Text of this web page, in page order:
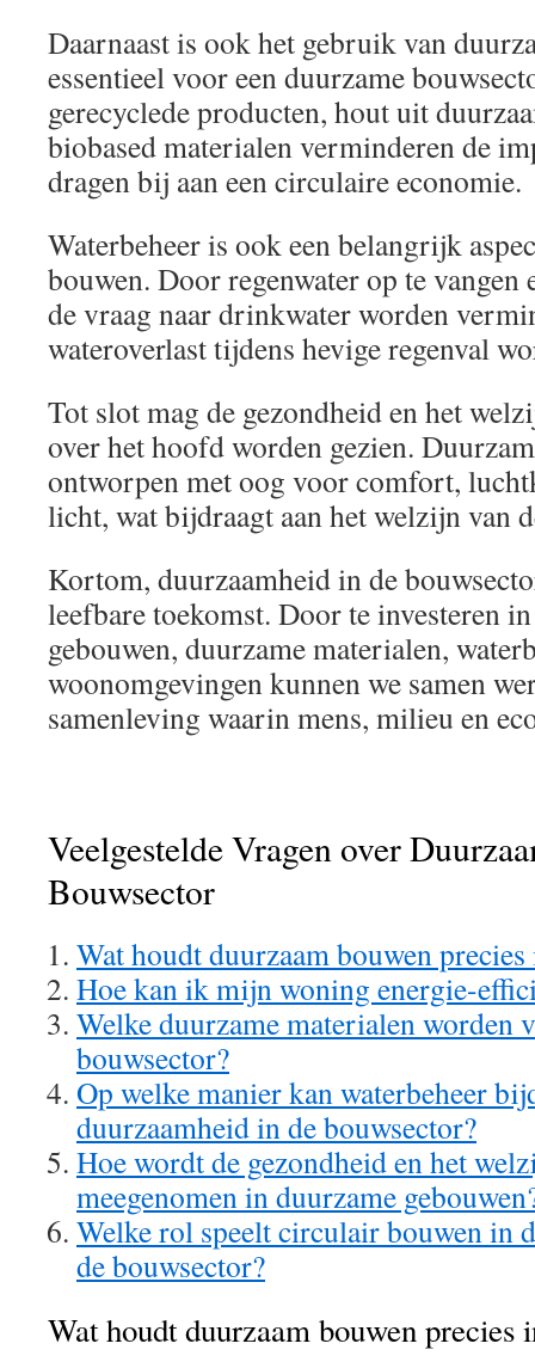
Daarnaast is ook het gebruik van
essentieel voor een duurzame
gerecyclede producten, hout uit
biobased materialen verminderen de
dragen bij aan een circulaire economie.
Waterbeheer is ook een belangrijk
bouwen. Door regenwater op te vangen
de vraag naar drinkwater worden
wateroverlast tijdens hevige regenval
Tot slot mag de gezondheid en het
over het hoofd worden gezien.
ontworpen met oog voor comfort,
licht, wat bijdraagt aan het welzijn van
Kortom, duurzaamheid in de
leefbare toekomst. Door te investeren
gebouwen, duurzame materialen,
woonomgevingen kunnen we samen
samenleving waarin mens, milieu en
Veelgestelde Vragen over
Bouwsector
Wat houdt duurzaam bouwen precies
Hoe kan ik mijn woning energie-
Welke duurzame materialen worden
bouwsector?
Op welke manier kan waterbeheer
duurzaamheid in de bouwsector?
Hoe wordt de gezondheid en het
meegenomen in duurzame
Welke rol speelt circulair bouwen in
de bouwsector?
Wat houdt duurzaam bouwen precies